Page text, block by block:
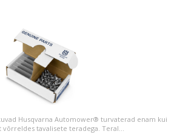
Husqvarna Automower® turvaterad enam kui
tavalisete teradega. Teral...